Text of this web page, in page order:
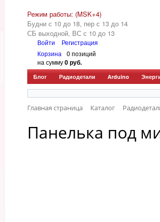
Режим работы: (MSK+4)
Будни с 10 до 18, пер с 13 до 14
СБ выходной, ВС с 10 до 13
Войти
Регистрация
Корзина
0 позиций
на сумму0 руб.
Блог Радиодетали Arduino
Главная страница Каталог
Панелька под